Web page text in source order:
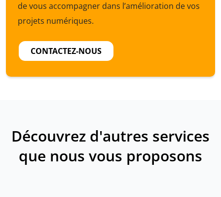
de vous accompagner dans l’amélioration de vos
projets numériques.
CONTACTEZ-NOUS
Découvrez d'autres services
que nous vous proposons